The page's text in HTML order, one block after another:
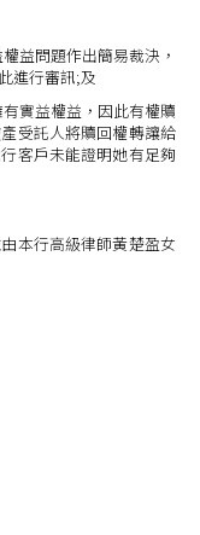
益問題作出簡易裁決，
進行審訊;及
實益權益，因此有權贖
受託人將贖回權轉讓給
客戶未能證明她有足夠
本行高級律師黃楚盈女